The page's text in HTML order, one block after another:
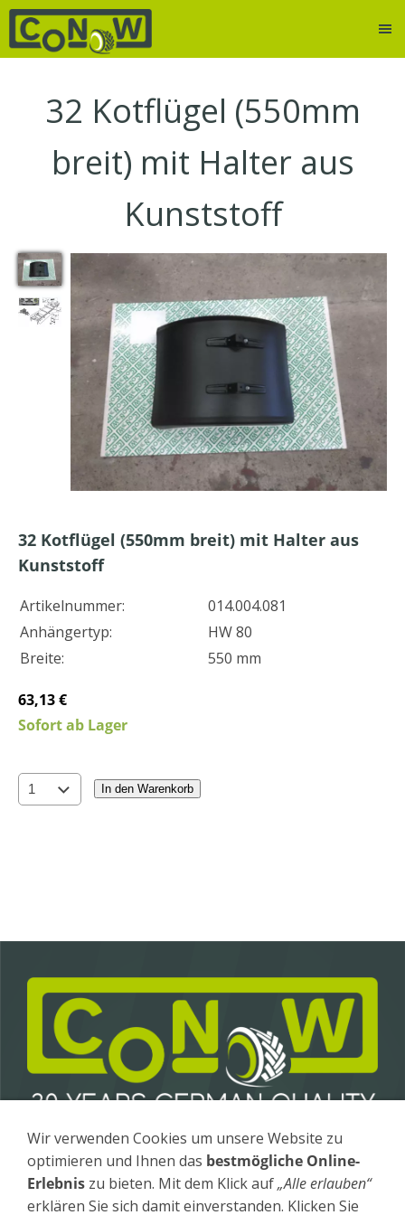
32 Kotflügel (550mm
breit) mit Halter aus
Kunststoff
32 Kotflügel (550mm breit) mit Halter aus
Kunststoff
Artikelnummer:
014.004.081
Anhängertyp:
HW 80
Breite:
550 mm
63,13 €
Sofort ab Lager
In den Warenkorb
Conow Anhängerbau GmbH & Co. KG
Gewerbegebiet 4 / OT Fürstenhagen
17258 Feldberger Seenlandschaft
Wir verwenden Cookies um unsere Website zu
optimieren und Ihnen das bestmögliche Online-
Erlebnis zu bieten. Mit dem Klick auf„Alle erlauben“
erklären Sie sich damit einverstanden. Klicken Sie